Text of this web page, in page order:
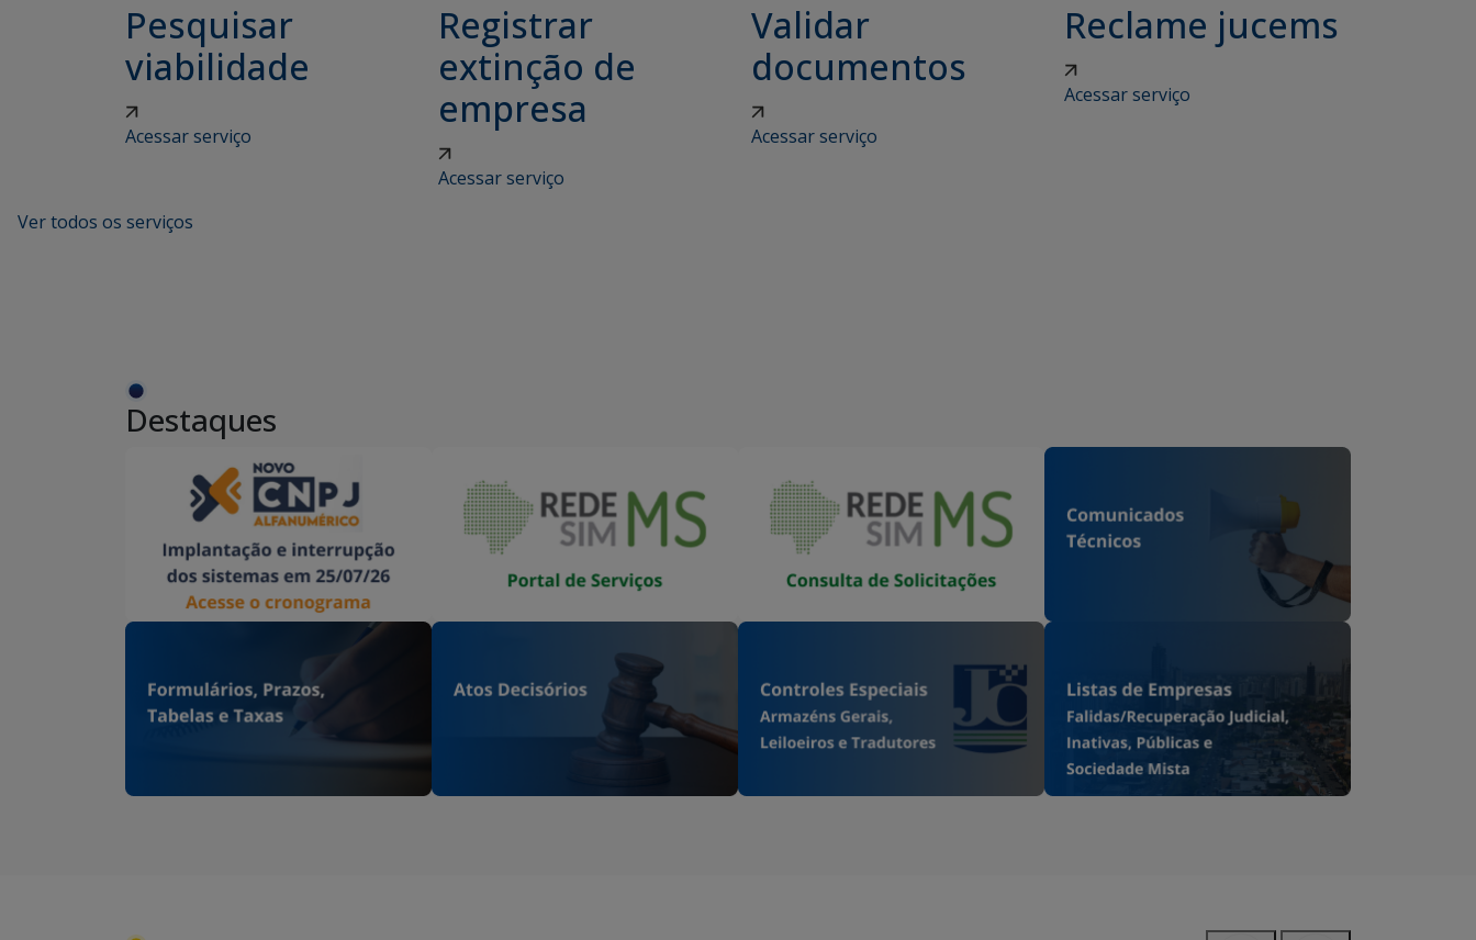
Pesquisar
viabilidade
Acessar serviço
Registrar
extinção de
empresa
Acessar serviço
Validar
documentos
Acessar serviço
Reclame jucems
Acessar serviço
Ver todos os serviços
Destaques